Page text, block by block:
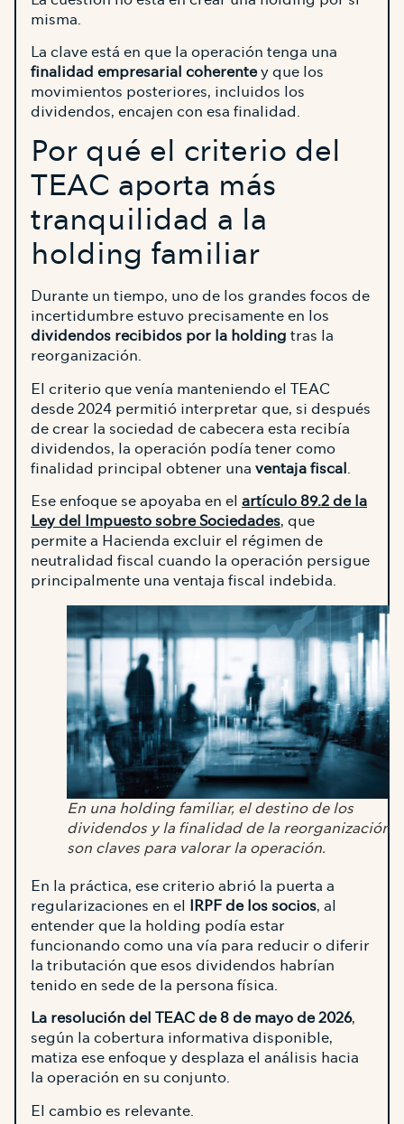
misma.
La clave está en que la operación tenga una
finalidad empresarial coherentey que los
movimientos posteriores, incluidos los
dividendos, encajen con esa finalidad.
Por qué el criterio del
TEAC aporta más
tranquilidad a la
holding familiar
Durante un tiempo, uno de los grandes focos de
incertidumbre estuvo precisamente en los
dividendos recibidos por la holding tras la
reorganización.
El criterio que venía manteniendo el TEAC
desde 2024 permitió interpretar que, si después
de crear la sociedad de cabecera esta recibía
dividendos, la operación podía tener como
finalidad principal obtener una ventaja fiscal.
Ese enfoque se apoyaba en el artículo 89.2 de la
Ley del Impuesto sobre Sociedades, que
permite a Hacienda excluir el régimen de
neutralidad fiscal cuando la operación persigue
principalmente una ventaja fiscal indebida.
En una holding familiar, el destino de los
dividendos y la finalidad de la reorganización
son claves para valorar la operación.
En la práctica, ese criterio abrió la puerta a
regularizaciones en el IRPF de los socios, al
entender que la holding podía estar
funcionando como una vía para reducir o diferir
la tributación que esos dividendos habrían
tenido en sede de la persona física.
La resolución del TEAC de 8 de mayo de 2026,
según la cobertura informativa disponible,
matiza ese enfoque y desplaza el análisis hacia
la operación en su conjunto.
El cambio es relevante.